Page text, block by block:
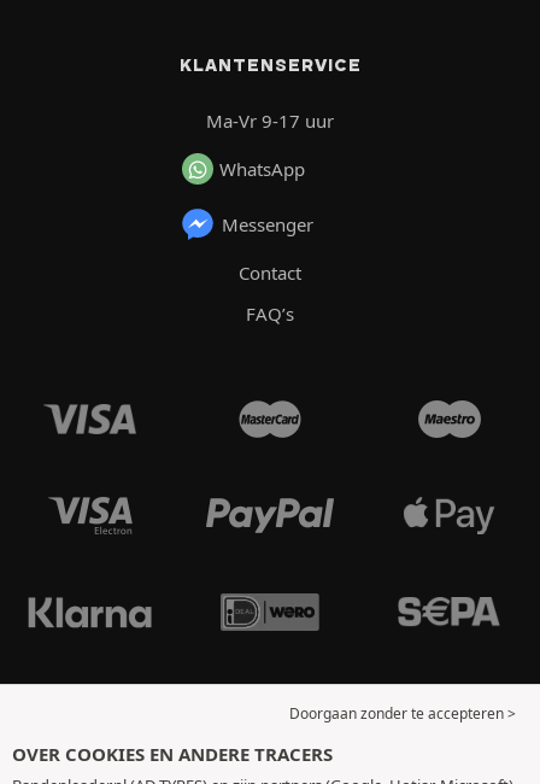
KLANTENSERVICE
Ma-Vr 9-17 uur
WhatsApp
Messenger
Contact
FAQ’s
Doorgaan zonder te accepteren >
OVER COOKIES EN ANDERE TRACERS